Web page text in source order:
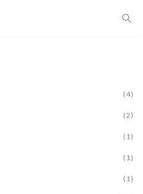
(4)
(2)
(1)
(1)
(1)